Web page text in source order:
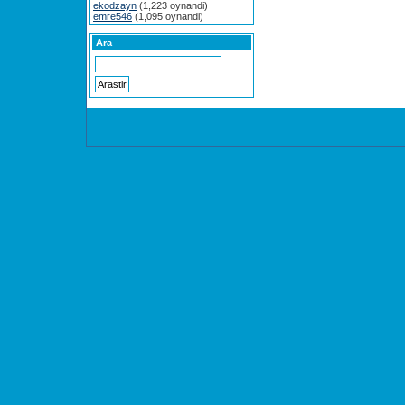
ekodzayn (1,223 oynandi)
emre546 (1,095 oynandi)
Ara